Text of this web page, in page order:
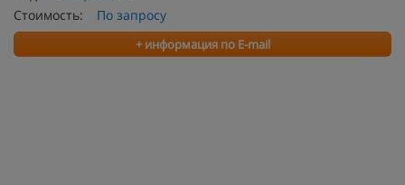
Стоимость:
По запросу
+ информация по E-mail